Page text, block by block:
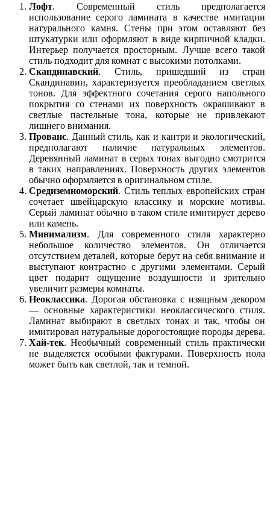
Лофт. Современный стиль предполагается
использование серого ламината в качестве имитации
натурального камня. Стены при этом оставляют без
штукатурки или оформляют в виде кирпичной кладки.
Интерьер получается просторным. Лучше всего такой
стиль подходит для комнат с высокими потолками.
Скандинавский. Стиль, пришедший из стран
Скандинавии, характеризуется преобладанием светлых
тонов. Для эффектного сочетания серого напольного
покрытия со стенами их поверхность окрашивают в
светлые пастельные тона, которые не привлекают
лишнего внимания.
Прованс. Данный стиль, как и кантри и экологический,
предполагают наличие натуральных элементов.
Деревянный ламинат в серых тонах выгодно смотрится
в таких направлениях. Поверхность других элементов
обычно оформляется в оригинальном стиле.
Средиземноморский. Стиль теплых европейских стран
сочетает швейцарскую классику и морские мотивы.
Серый ламинат обычно в таком стиле имитирует дерево
или камень.
Минимализм. Для современного стиля характерно
небольшое количество элементов. Он отличается
отсутствием деталей, которые берут на себя внимание и
выступают контрастно с другими элементами. Серый
цвет подарит ощущение воздушности и зрительно
увеличит размеры комнаты.
Неоклассика. Дорогая обстановка с изящным декором
— основные характеристики неоклассического стиля.
Ламинат выбирают в светлых тонах и так, чтобы он
имитировал натуральные дорогостоящие породы дерева.
Хай-тек. Необычный современный стиль практически
не выделяется особыми фактурами. Поверхность пола
может быть как светлой, так и темной.